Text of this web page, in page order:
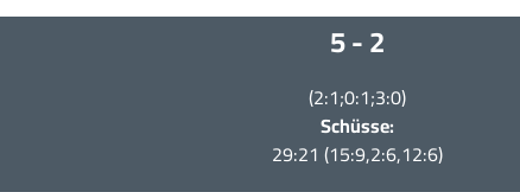
5 - 2
(2:1;0:1;3:0)
Schüsse:
29:21 (15:9,2:6,12:6)